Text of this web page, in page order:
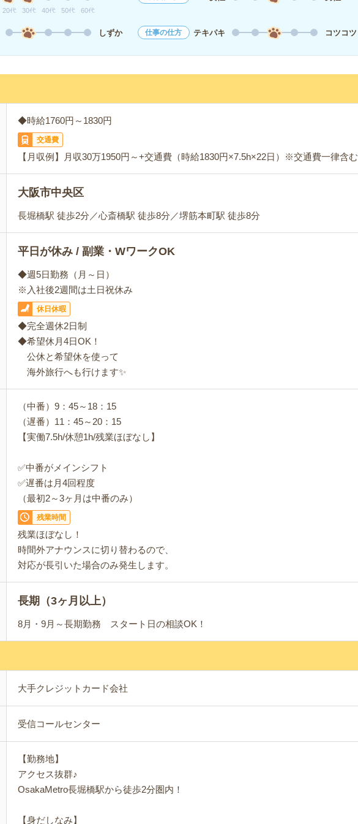
20代 30代 40代 50代 60代
しずか 仕事の仕方 テキパキ コツコツ
◆時給1760円～1830円
交通費
【月収例】月収30万1950円～+交通費（時給1830円×7.5h×22日）※交通費一律含む
大阪市中央区
長堀橋駅 徒歩2分／心斎橋駅 徒歩8分／堺筋本町駅 徒歩8分
平日が休み / 副業・WワークOK
◆週5日勤務（月～日）
※入社後2週間は土日祝休み
休日休暇
◆完全週休2日制
◆希望休月4日OK！
公休と希望休を使って
海外旅行へも行けます✨
（中番）9：45～18：15
（遅番）11：45～20：15
【実働7.5h/休憩1h/残業ほぼなし】
✅中番がメインシフト
✅遅番は月4回程度
（最初2～3ヶ月は中番のみ）
残業時間
残業ほぼなし！
時間外アナウンスに切り替わるので、
対応が長引いた場合のみ発生します。
長期（3ヶ月以上）
8月・9月～長期勤務 スタート日の相談OK！
大手クレジットカード会社
受信コールセンター
【勤務地】
アクセス抜群♪
OsakaMetro長堀橋駅から徒歩2分圏内！
【身だしなみ】